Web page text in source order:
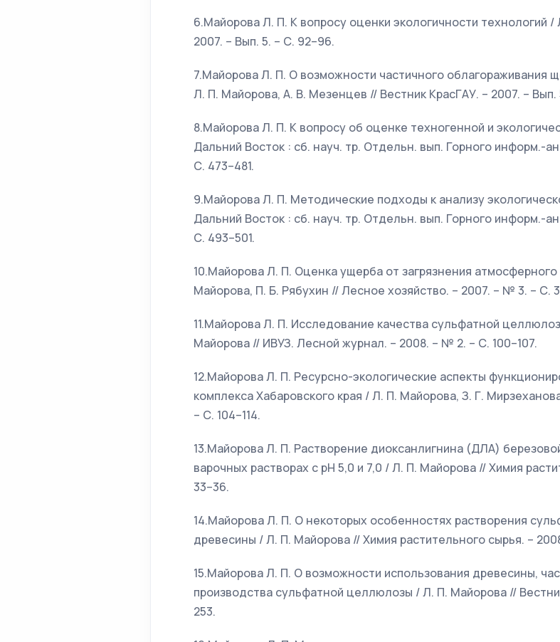
6.Майорова Л. П. К вопросу оценки экологичности технологий
2007. – Вып. 5. – С. 92–96.
7.Майорова Л. П. О возможности частичного облагораживания
Л. П. Майорова, А. В. Мезенцев // Вестник КрасГАУ. – 2007. – Вып.
8.Майорова Л. П. К вопросу об оценке техногенной и
Дальний Восток : сб. науч. тр. Отдельн. вып. Горного информ.-
С. 473–481.
9.Майорова Л. П. Методические подходы к анализу
Дальний Восток : сб. науч. тр. Отдельн. вып. Горного информ.-
С. 493–501.
10.Майорова Л. П. Оценка ущерба от загрязнения
Майорова, П. Б. Рябухин // Лесное хозяйство. – 2007. – № 3. – С.
11.Майорова Л. П. Исследование качества сульфатной
Майорова // ИВУЗ. Лесной журнал. – 2008. – № 2. – С. 100–107.
12.Майорова Л. П. Ресурсно-экологические аспекты
комплекса Хабаровского края / Л. П. Майорова, З. Г.
– С. 104–114.
13.Майорова Л. П. Растворение диоксанлигнина (ДЛА)
варочных растворах с рН 5,0 и 7,0 / Л. П. Майорова // Химия
33–36.
14.Майорова Л. П. О некоторых особенностях растворения
древесины / Л. П. Майорова // Химия растительного сырья. –
15.Майорова Л. П. О возможности использования древесины,
производства сульфатной целлюлозы / Л. П. Майорова //
253.